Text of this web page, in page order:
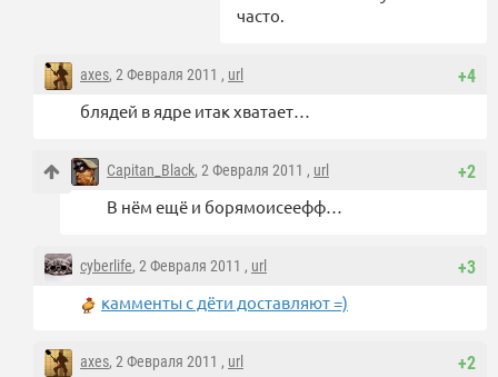
часто.
+4
axes, 2 Февраля 2011 , url
блядей в ядре итак хватает…
+2
Capitan_Black, 2 Февраля 2011 , url
В нём ещё и борямоисеефф…
+3
cyberlife, 2 Февраля 2011 , url
камменты с дёти доставляют =)
+2
axes, 2 Февраля 2011 , url